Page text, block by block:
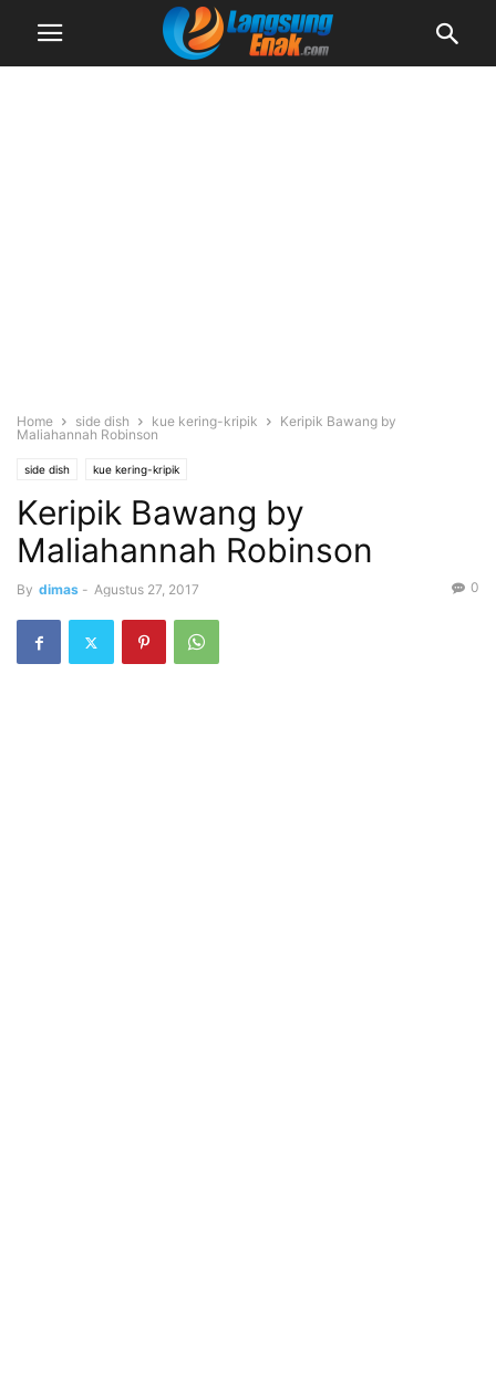
Home side dish kue kering-kripik
Keripik Bawang by
Maliahannah Robinson
side dish kue kering-kripik
Keripik Bawang by
Maliahannah Robinson
By dimas - Agustus 27, 2017 0